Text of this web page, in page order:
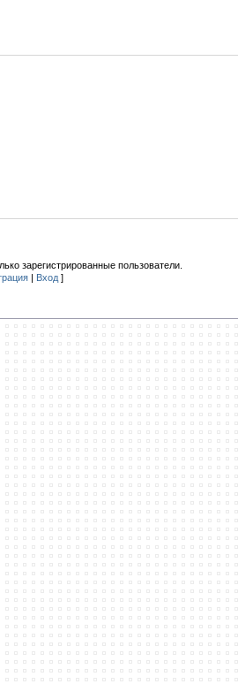
зарегистрированные пользователи.
| Вход ]